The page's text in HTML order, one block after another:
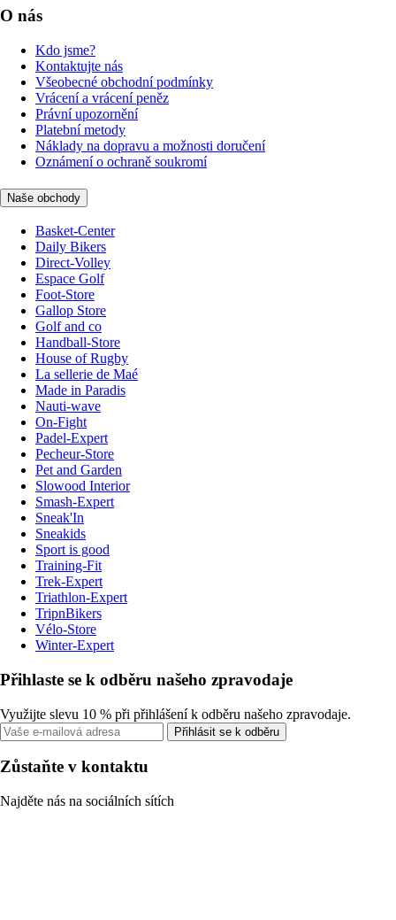
O nás
Kdo jsme?
Kontaktujte nás
Všeobecné obchodní podmínky
Vrácení a vrácení peněz
Právní upozornění
Platební metody
Náklady na dopravu a možnosti doručení
Oznámení o ochraně soukromí
Naše obchody
Basket-Center
Daily Bikers
Direct-Volley
Espace Golf
Foot-Store
Gallop Store
Golf and co
Handball-Store
House of Rugby
La sellerie de Maé
Made in Paradis
Nauti-wave
On-Fight
Padel-Expert
Pecheur-Store
Pet and Garden
Slowood Interior
Smash-Expert
Sneak'In
Sneakids
Sport is good
Training-Fit
Trek-Expert
Triathlon-Expert
TripnBikers
Vélo-Store
Winter-Expert
Přihlaste se k odběru našeho zpravodaje
Využijte slevu 10 % při přihlášení k odběru našeho zpravodaje.
Přihlásit se k odběru
Zůstaňte v kontaktu
Najděte nás na sociálních sítích